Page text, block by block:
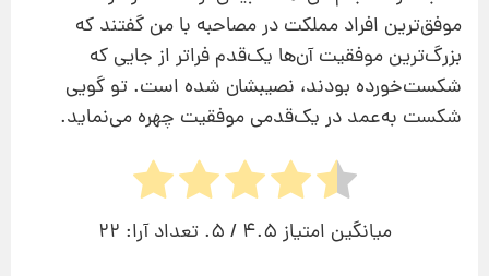
موفق‌ترین افراد مملکت در مصاحبه با من گفتند که
بزرگ‌ترین موفقیت آن‌ها یک‌قدم فراتر از جایی که
شکست‌خورده بودند، نصیبشان شده است. تو گویی
شکست به‌عمد در یک‌قدمی موفقیت چهره می‌نماید.
میانگین امتیاز 4.5 / 5. تعداد آرا:
22